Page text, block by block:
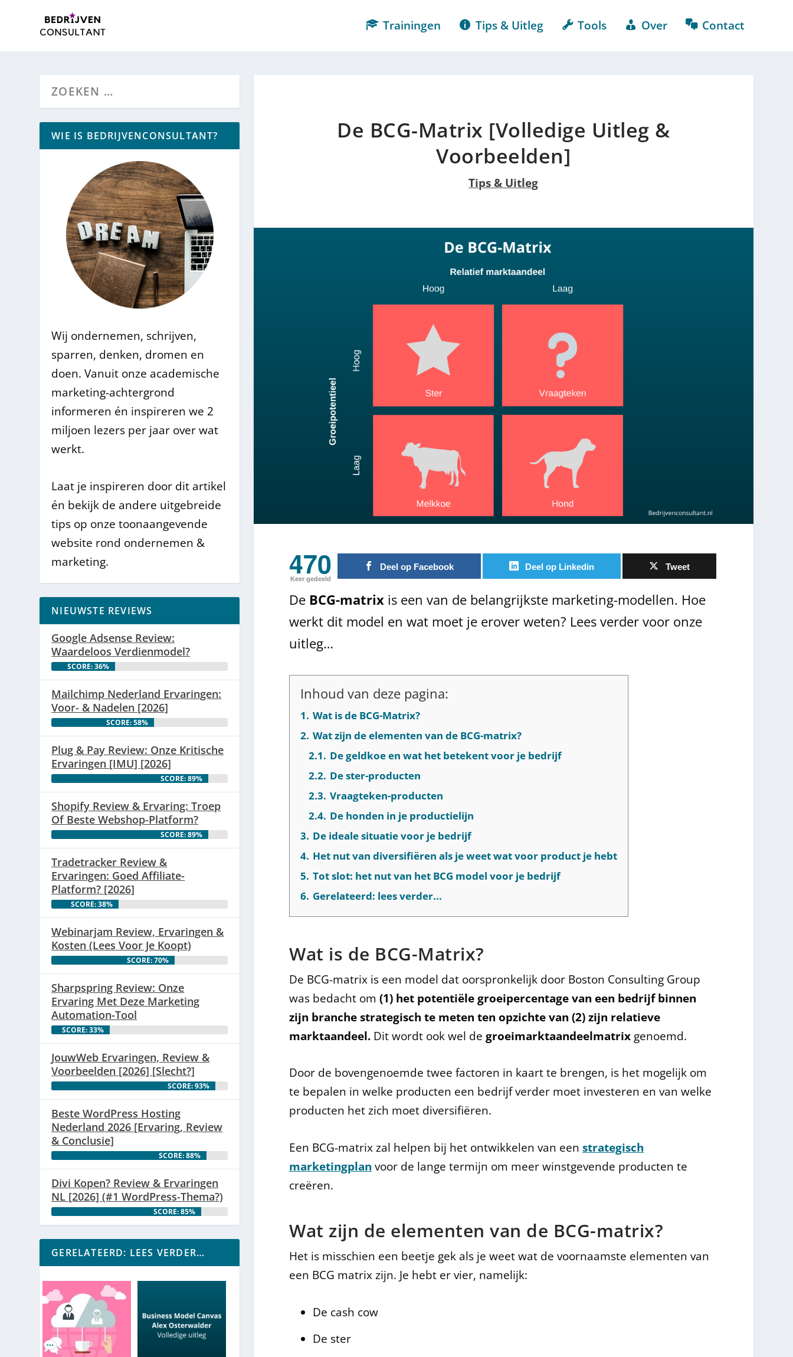
Trainingen Tips & Uitleg Tools Over Contact
De BCG-Matrix [Volledige Uitleg &
Voorbeelden]
Tips & Uitleg
470
Keer gedeeld
Deel op Facebook Deel op Linkedin Tweet
De BCG-matrix is een van de belangrijkste marketing-modellen. Hoe
werkt dit model en wat moet je erover weten? Lees verder voor onze
uitleg…
Inhoud van deze pagina:
1. Wat is de BCG-Matrix?
2. Wat zijn de elementen van de BCG-matrix?
2.1. De geldkoe en wat het betekent voor je bedrijf
2.2. De ster-producten
2.3. Vraagteken-producten
2.4. De honden in je productielijn
3. De ideale situatie voor je bedrijf
4. Het nut van diversifiëren als je weet wat voor product je hebt
5. Tot slot: het nut van het BCG model voor je bedrijf
6. Gerelateerd: lees verder...
Wat is de BCG-Matrix?
De BCG-matrix is een model dat oorspronkelijk door Boston Consulting Group
was bedacht om (1) het potentiële groeipercentage van een bedrijf binnen
zijn branche strategisch te meten ten opzichte van (2) zijn relatieve
marktaandeel. Dit wordt ook wel de groeimarktaandeelmatrix genoemd.
Door de bovengenoemde twee factoren in kaart te brengen, is het mogelijk om
te bepalen in welke producten een bedrijf verder moet investeren en van welke
producten het zich moet diversifiëren.
Een BCG-matrix zal helpen bij het ontwikkelen van een strategisch
marketingplan voor de lange termijn om meer winstgevende producten te
creëren.
Wat zijn de elementen van de BCG-matrix?
Het is misschien een beetje gek als je weet wat de voornaamste elementen van
een BCG matrix zijn. Je hebt er vier, namelijk:
De cash cow
De ster
WIE IS BEDRIJVENCONSULTANT?
Wij ondernemen, schrijven,
sparren, denken, dromen en
doen. Vanuit onze academische
marketing-achtergrond
informeren én inspireren we 2
miljoen lezers per jaar over wat
werkt.
Laat je inspireren door dit artikel
én bekijk de andere uitgebreide
tips op onze toonaangevende
website rond ondernemen &
marketing.
NIEUWSTE REVIEWS
Google Adsense Review:
Waardeloos Verdienmodel?
SCORE: 36%
Mailchimp Nederland Ervaringen:
Voor- & Nadelen [2026]
SCORE: 58%
Plug & Pay Review: Onze Kritische
Ervaringen [IMU] [2026]
SCORE: 89%
Shopify Review & Ervaring: Troep
Of Beste Webshop-Platform?
SCORE: 89%
Tradetracker Review &
Ervaringen: Goed Affiliate-
Platform? [2026]
SCORE: 38%
Webinarjam Review, Ervaringen &
Kosten (Lees Voor Je Koopt)
SCORE: 70%
Sharpspring Review: Onze
Ervaring Met Deze Marketing
Automation-Tool
SCORE: 33%
JouwWeb Ervaringen, Review &
Voorbeelden [2026] [Slecht?]
SCORE: 93%
Beste WordPress Hosting
Nederland 2026 [Ervaring, Review
& Conclusie]
SCORE: 88%
Divi Kopen? Review & Ervaringen
NL [2026] (#1 WordPress-Thema?)
SCORE: 85%
GERELATEERD: LEES VERDER…